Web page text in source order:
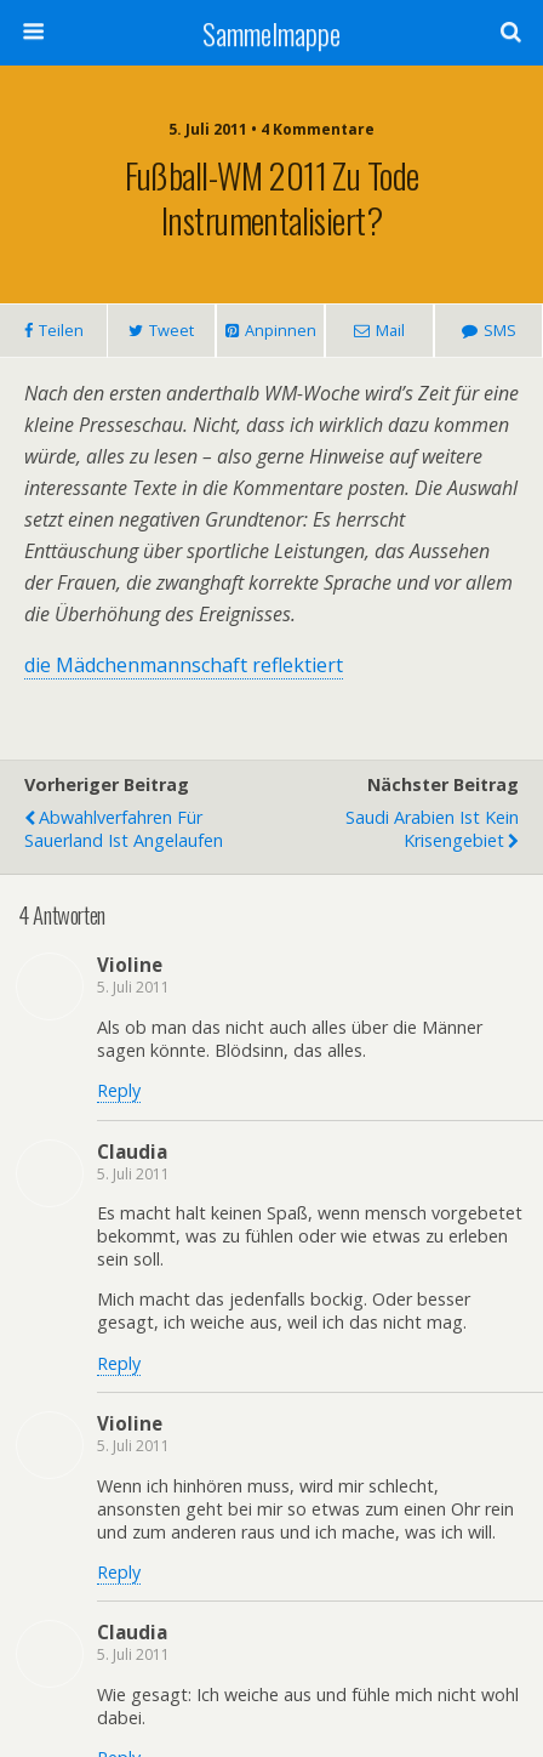
Sammelmappe
5. Juli 2011 • 4 Kommentare
Fußball-WM 2011 Zu Tode
Instrumentalisiert?
Teilen Tweet Anpinnen Mail SMS
Nach den ersten anderthalb WM-Woche wird’s Zeit für eine
kleine Presseschau. Nicht, dass ich wirklich dazu kommen
würde, alles zu lesen – also gerne Hinweise auf weitere
interessante Texte in die Kommentare posten. Die Auswahl
setzt einen negativen Grundtenor: Es herrscht
Enttäuschung über sportliche Leistungen, das Aussehen
der Frauen, die zwanghaft korrekte Sprache und vor allem
die Überhöhung des Ereignisses.
die Mädchenmannschaft reflektiert
Vorheriger Beitrag
Abwahlverfahren Für
Sauerland Ist Angelaufen
Nächster Beitrag
Saudi Arabien Ist Kein
Krisengebiet
4 Antworten
Violine
5. Juli 2011
Als ob man das nicht auch alles über die Männer
sagen könnte. Blödsinn, das alles.
Reply
Claudia
5. Juli 2011
Es macht halt keinen Spaß, wenn mensch vorgebetet
bekommt, was zu fühlen oder wie etwas zu erleben
sein soll.
Mich macht das jedenfalls bockig. Oder besser
gesagt, ich weiche aus, weil ich das nicht mag.
Reply
Violine
5. Juli 2011
Wenn ich hinhören muss, wird mir schlecht,
ansonsten geht bei mir so etwas zum einen Ohr rein
und zum anderen raus und ich mache, was ich will.
Reply
Claudia
5. Juli 2011
Wie gesagt: Ich weiche aus und fühle mich nicht wohl
dabei.